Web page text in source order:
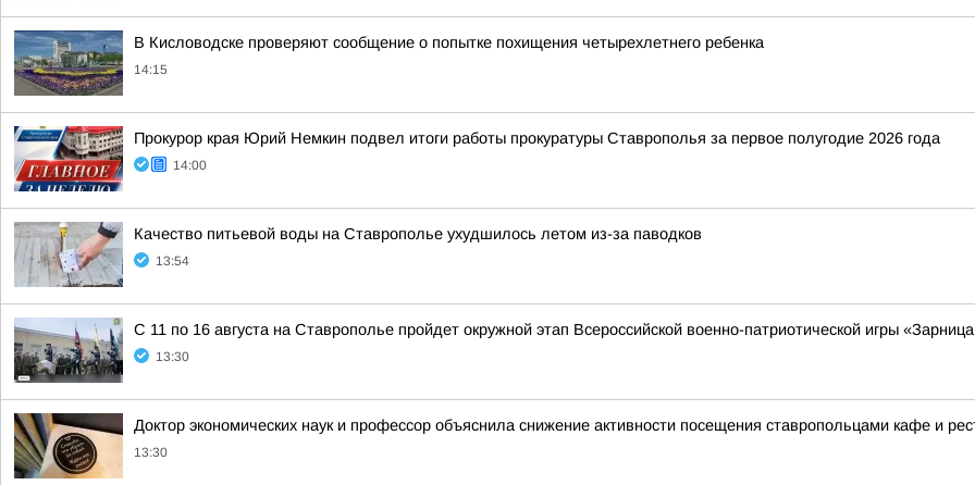
В Кисловодске проверяют сообщение о попытке похищения четырехлетнего ребенка
14:15
Прокурор края Юрий Немкин подвел итоги работы прокуратуры Ставрополья за первое полугодие 2026 года
14:00
Качество питьевой воды на Ставрополье ухудшилось летом из-за паводков
13:54
С 11 по 16 августа на Ставрополье пройдет окружной этап Всероссийской военно-патриотической игры
13:30
Доктор экономических наук и профессор объяснила снижение активности посещения ставропольцами кафе и
13:30